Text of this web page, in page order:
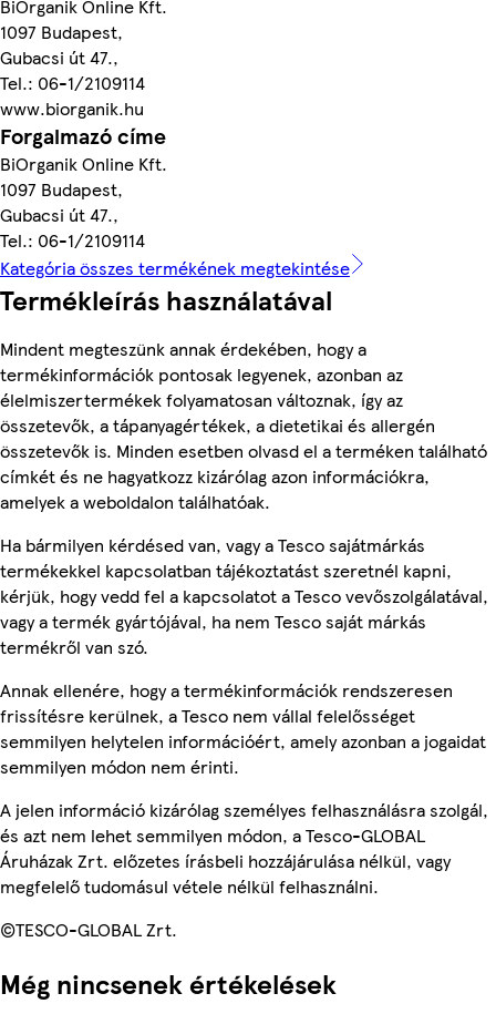
BiOrganik Online Kft.
1097 Budapest,
Gubacsi út 47.,
Tel.: 06-1/2109114
www.biorganik.hu
Forgalmazó címe
BiOrganik Online Kft.
1097 Budapest,
Gubacsi út 47.,
Tel.: 06-1/2109114
Kategória összes termékének megtekintése
Termékleírás használatával
Mindent megteszünk annak érdekében, hogy a
termékinformációk pontosak legyenek, azonban az
élelmiszertermékek folyamatosan változnak, így az
összetevők, a tápanyagértékek, a dietetikai és allergén
összetevők is. Minden esetben olvasd el a terméken található
címkét és ne hagyatkozz kizárólag azon információkra,
amelyek a weboldalon találhatóak.
Ha bármilyen kérdésed van, vagy a Tesco sajátmárkás
termékekkel kapcsolatban tájékoztatást szeretnél kapni,
kérjük, hogy vedd fel a kapcsolatot a Tesco vevőszolgálatával,
vagy a termék gyártójával, ha nem Tesco saját márkás
termékről van szó.
Annak ellenére, hogy a termékinformációk rendszeresen
frissítésre kerülnek, a Tesco nem vállal felelősséget
semmilyen helytelen információért, amely azonban a jogaidat
semmilyen módon nem érinti.
A jelen információ kizárólag személyes felhasználásra szolgál,
és azt nem lehet semmilyen módon, a Tesco-GLOBAL
Áruházak Zrt. előzetes írásbeli hozzájárulása nélkül, vagy
megfelelő tudomásul vétele nélkül felhasználni.
©TESCO-GLOBAL Zrt.
Még nincsenek értékelések